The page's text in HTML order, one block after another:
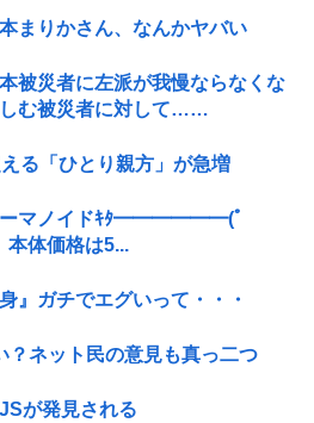
まりかさん、なんかヤバい
被災者に左派が我慢ならなくな
しむ被災者に対して……
る「ひとり親方」が急増
ーマノイドｷﾀ━━━━━━(ﾟ
価格は5...
』ガチでエグいって・・・
？ネット民の意見も真っ二つ
が発見される